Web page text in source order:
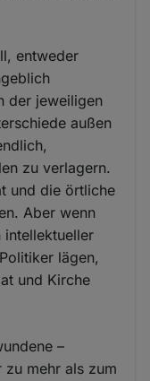
entweder
der jeweiligen
außen
zu verlagern.
und die örtliche
Aber wenn
intellektueller
lägen,
und Kirche
–
mehr als zum